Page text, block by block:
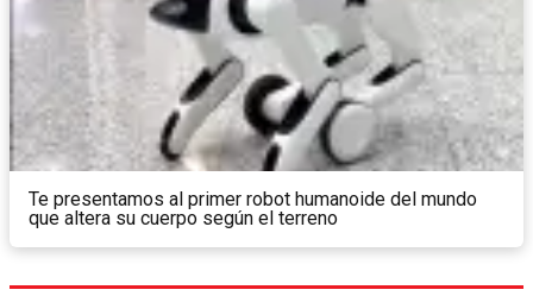
Te presentamos al primer robot humanoide del mundo
que altera su cuerpo según el terreno